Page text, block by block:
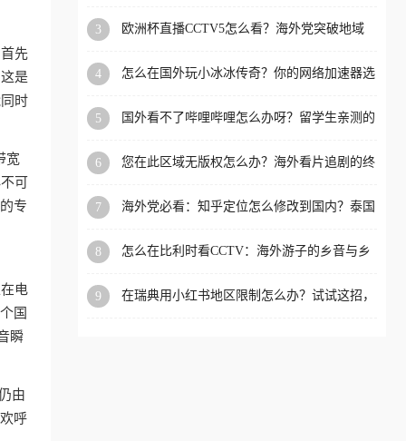
先
是
时
宽
可
专
电
国
瞬
由
呼
国、加拿大、澳大利亚、欧
学、定居等，都可以使用，
扰。
3
欧洲杯直播CCTV5怎么看？海外党突破地域
4
怎么在国外玩小冰冰传奇？你的网络加速器选
5
国外看不了哔哩哔哩怎么办呀？留学生亲测的
6
您在此区域无版权怎么办？海外看片追剧的终
7
海外党必看：知乎定位怎么修改到国内？泰国
8
怎么在比利时看CCTV：海外游子的乡音与乡
9
在瑞典用小红书地区限制怎么办？试试这招，